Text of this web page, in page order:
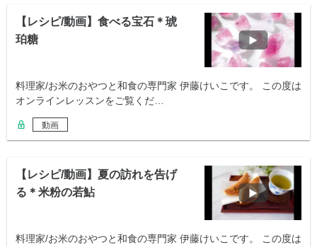
【レシピ/動画】食べる宝石＊琥
珀糖
料理家/お米のおやつと和食の専門家 伊藤けいこです。 この度は
オンラインレッスンをご覧くだ…
動画
【レシピ/動画】夏の訪れを告げ
る＊米粉の若鮎
料理家/お米のおやつと和食の専門家 伊藤けいこです。 この度は